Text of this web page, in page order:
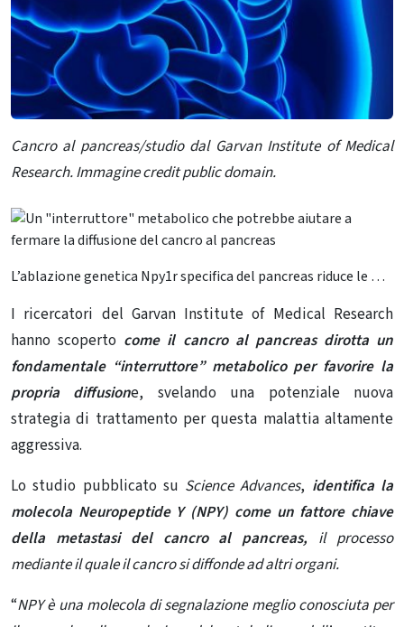
Cancro al pancreas/studio dal Garvan Institute of Medical
Research. Immagine credit public domain.
L’ablazione genetica Npy1r specifica del pancreas riduce le metastasi al fegato nel modello murino KP
I ricercatori del Garvan Institute of Medical Research
hanno scoperto come il cancro al pancreas dirotta un
fondamentale “interruttore” metabolico per favorire la
propria diffusione, svelando una potenziale nuova
strategia di trattamento per questa malattia altamente
aggressiva.
Lo studio pubblicato su Science Advances, identifica la
molecola Neuropeptide Y (NPY) come un fattore chiave
della metastasi del cancro al pancreas, il processo
mediante il quale il cancro si diffonde ad altri organi.
“NPY è una molecola di segnalazione meglio conosciuta per